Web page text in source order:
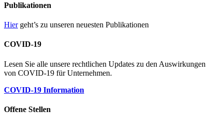
Publikationen
Hiergeht’s zu unseren neuesten Publikationen
COVID-19
Lesen Sie alle unsere rechtlichen Updates zu den Auswirkungen
von COVID-19 für Unternehmen.
COVID-19 Information
Offene Stellen